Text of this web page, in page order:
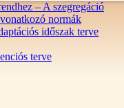
– A szegregáció
normák
időszak terve
terve